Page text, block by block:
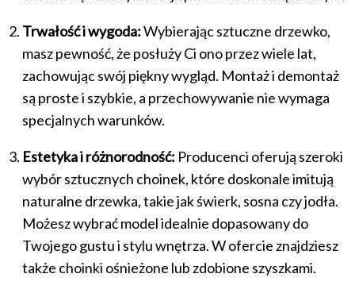
Trwałość i wygoda:Wybierając sztuczne drzewko,
masz pewność, że posłuży Ci ono przez wiele lat,
zachowując swój piękny wygląd. Montaż i demontaż
są proste i szybkie, a przechowywanie nie wymaga
specjalnych warunków.
Estetyka i różnorodność: Producenci oferują szeroki
wybór sztucznych choinek, które doskonale imitują
naturalne drzewka, takie jak świerk, sosna czy jodła.
Możesz wybrać model idealnie dopasowany do
Twojego gustu i stylu wnętrza. W ofercie znajdziesz
także choinki ośnieżone lub zdobione szyszkami.